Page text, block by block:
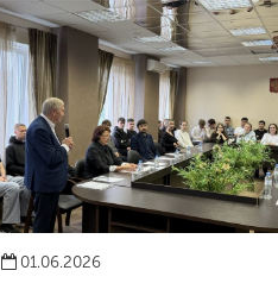
01.06.2026